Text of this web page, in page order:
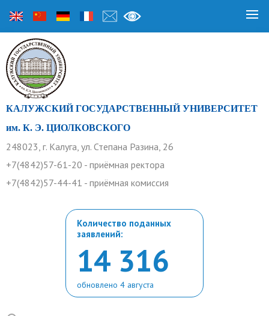
КАЛУЖСКИЙ ГОСУДАРСТВЕННЫЙ УНИВЕРСИТЕТ
им. К. Э. ЦИОЛКОВСКОГО
248023, г. Калуга, ул. Степана Разина, 26
+7(4842)57-61-20 - приёмная ректора
+7(4842)57-44-41 - приёмная комиссия
Количество поданных
заявлений:
14 316
обновлено 4 августа